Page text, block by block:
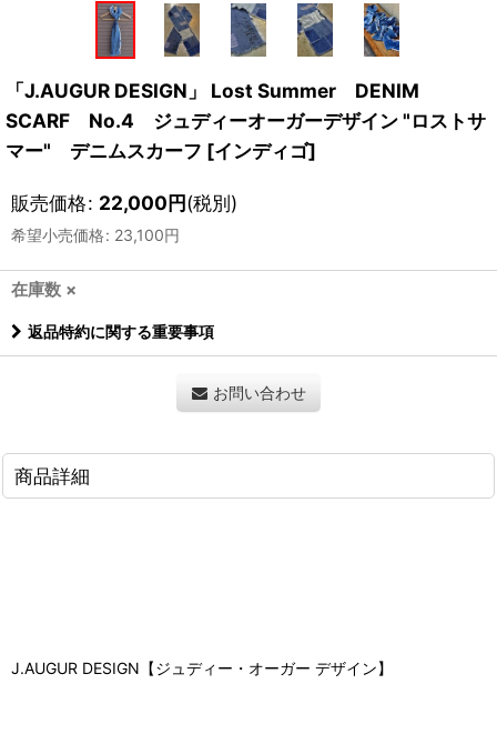
「J.AUGUR DESIGN」 Lost Summer DENIM
SCARF No.4 ジュディーオーガーデザイン "ロストサ
マー" デニムスカーフ [インディゴ]
販売価格: 22,000円(税別)
希望小売価格: 23,100円
在庫数 ×
返品特約に関する重要事項
お問い合わせ
商品詳細
J.AUGUR DESIGN【ジュディー・オーガー デザイン】